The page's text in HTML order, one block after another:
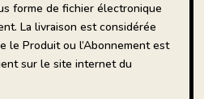
forme de fichier électronique
La livraison est considérée
le Produit ou l’Abonnement est
sur le site internet du